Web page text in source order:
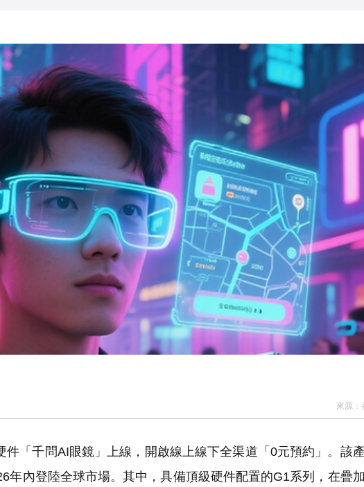
熱線 今起投入服務
金屬跳漲
2海里 海事處籲船長謹慎駕駛
福一城人：蕪湖如何將「民生願景」變為「身邊風景」？
會媒體通氣會在榕舉行 展會亮點紛呈
動已致20人死亡
領導層對話
熱線 今起投入服務
金屬跳漲
2海里 海事處籲船長謹慎駕駛
來源：
「千問AI眼鏡」上線，開啟線上線下全渠道「0元預約」。該
年內登陸全球市場。其中，具備頂級硬件配置的G1系列，在疊